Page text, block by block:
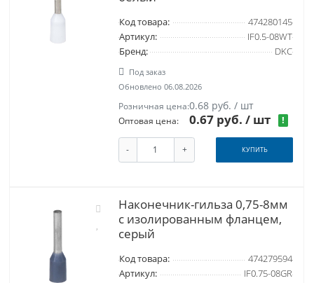
Код товара:
474280145
Артикул:
IF0.5-08WT
Бренд:
DKC
Под заказ
Обновлено 06.08.2026
Розничная цена:0.68 руб. / шт
Оптовая цена: 0.67 руб./ шт !
- + КУПИТЬ
Наконечник-гильза 0,75-8мм
с изолированным фланцем,
серый
Код товара:
474279594
Артикул:
IF0.75-08GR